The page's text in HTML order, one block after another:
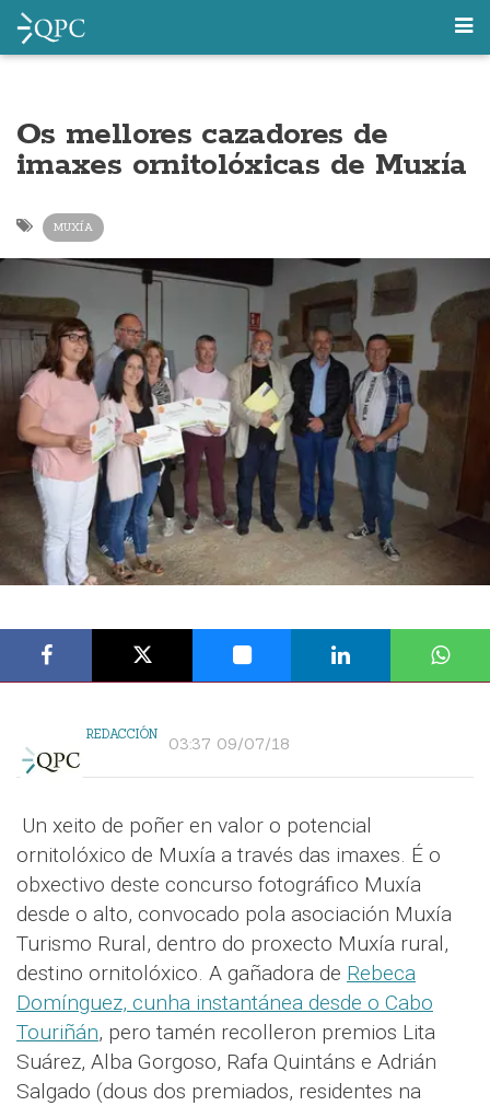
Os mellores cazadores de
imaxes ornitolóxicas de Muxía
MUXÍA
REDACCIÓN 03:37 09/07/18
Un xeito de poñer en valor o potencial
ornitolóxico de Muxía a través das imaxes. É o
obxectivo deste concurso fotográfico Muxía
desde o alto, convocado pola asociación Muxía
Turismo Rural, dentro do proxecto Muxía rural,
destino ornitolóxico. A gañadora de Rebeca
Domínguez, cunha instantánea desde o Cabo
Touriñán, pero tamén recolleron premios Lita
Suárez, Alba Gorgoso, Rafa Quintáns e Adrián
Salgado (dous dos premiados, residentes na